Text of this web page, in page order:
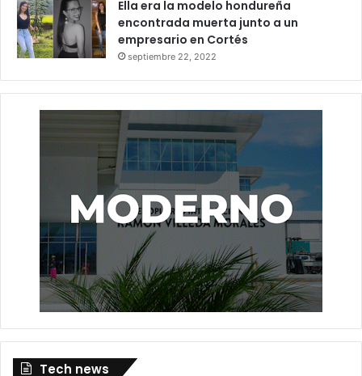
Ella era la modelo hondureña
encontrada muerta junto a un
empresario en Cortés
septiembre 22, 2022
Tech news